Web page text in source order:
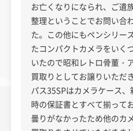
お亡くなりになられ、ご遺
整理ということでお問い合
た。この他にもペンシリー
たコンパクトカメラをいく
いたので昭和レトロ骨董・
買取りとしてお譲りいただ
パス35SPはカメラケース
時の保証書とすべて揃って
曇りがなかったため他のカ